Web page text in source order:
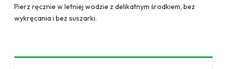
Pierz ręcznie w letniej wodzie z delikatnym środkiem, bez
wykręcania i bez suszarki.